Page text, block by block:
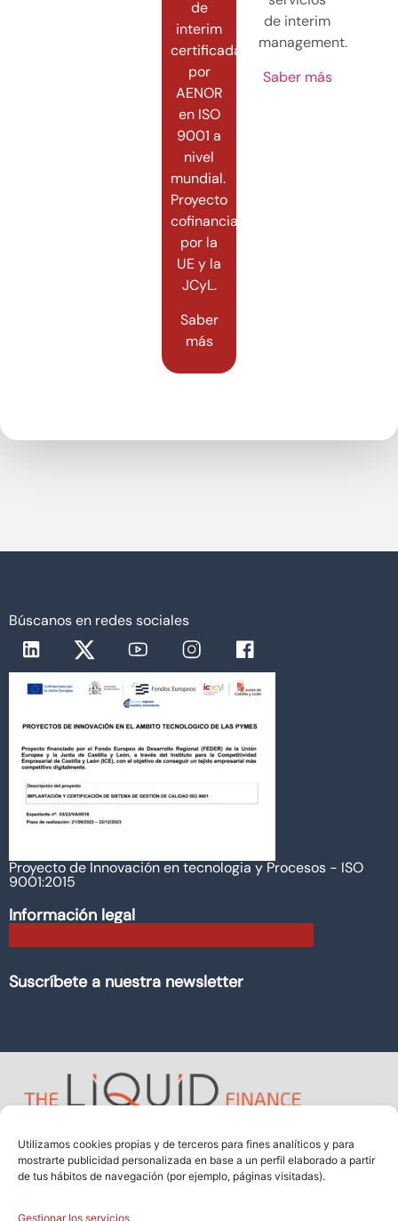
Utilizamos cookies propias y de terceros para fines analíticos y para
mostrarte publicidad personalizada en base a un perfil elaborado a partir
de tus hábitos de navegación (por ejemplo, páginas visitadas).
Gestionar los servicios
de
interim
certificada
por
AENOR
en ISO
9001 a
nivel
mundial.
Proyecto
cofinanciado
por la
UE y la
JCyL.
Saber
más
de interim
management.
Saber más
Búscanos en redes sociales
Proyecto de Innovación en tecnologia y Procesos - ISO
9001:2015
Información legal
Suscríbete a nuestra newsletter